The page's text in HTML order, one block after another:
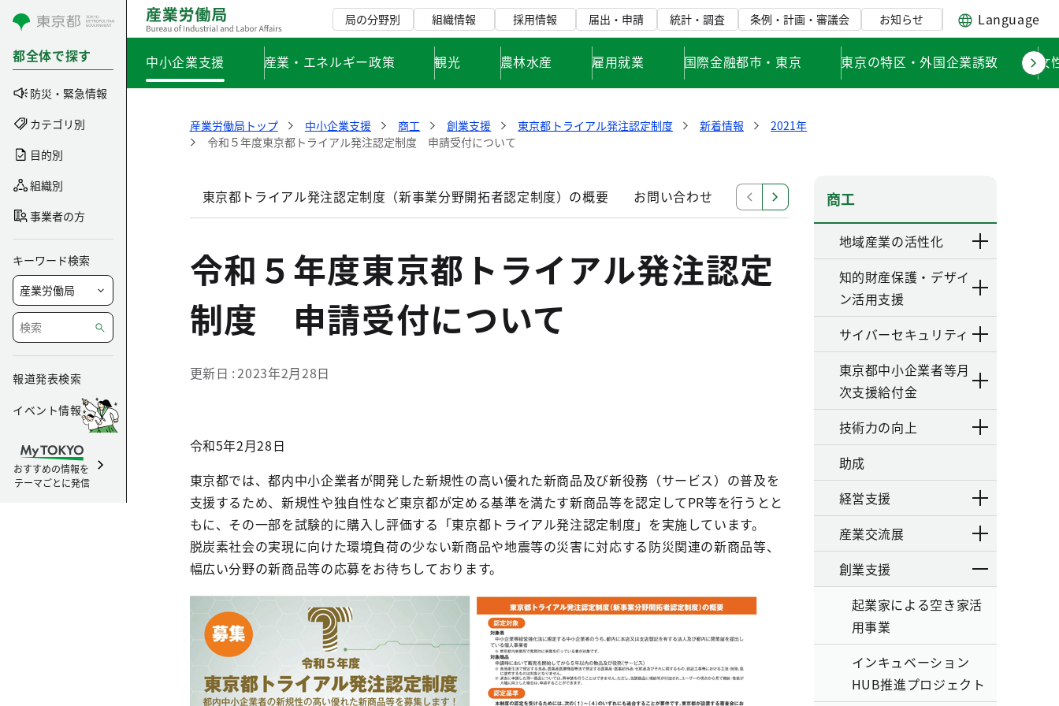
コンテンツにスキップ
都全体で探す
防災・緊急情報
カテゴリ別
目的別
組織別
事業者の方
キーワード検索
報道発表検索
イベント情報
おすすめの情報を
テーマごとに発信
局の分野別 組織情報 採用情報 届出・申請 統計・調査 条例・計画・審議会 お知らせ Language
中小企業支援 産業・エネルギー政策 観光 農林水産 雇用就業 国際金融都市・東京 東京の特区・外国企業誘致 女
産業労働局トップ 中小企業支援 商工 創業支援 東京都トライアル発注認定制度 新着情報
2021年
令和５年度東京都トライアル発注認定制度 申請受付について
東京都トライアル発注認定制度（新事業分野開拓者認定制度）の概要 お問い合わせ 購入商品使用評価
令和５年度東京都トライアル発注認定
制度 申請受付について
更新日 2023年2月28日
令和5年2月28日
東京都では、都内中小企業者が開発した新規性の高い優れた新商品及び新役務（サービス）の普及を
支援するため、新規性や独自性など東京都が定める基準を満たす新商品等を認定してPR等を行うとと
もに、その一部を試験的に購入し評価する「東京都トライアル発注認定制度」を実施しています。
脱炭素社会の実現に向けた環境負荷の少ない新商品や地震等の災害に対応する防災関連の新商品等、
幅広い分野の新商品等の応募をお待ちしております。
商工
地域産業の活性化
知的財産保護・デザイ
ン活用支援
サイバーセキュリティ
東京都中小企業者等月
次支援給付金
技術力の向上
助成
経営支援
産業交流展
創業支援
起業家による空き家活
用事業
インキュベーション
HUB推進プロジェクト